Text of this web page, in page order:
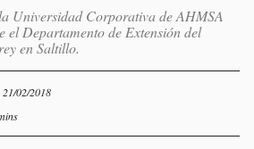
Universidad Corporativa de AHMSA
el Departamento de Extensión del
en Saltillo.
21/02/2018